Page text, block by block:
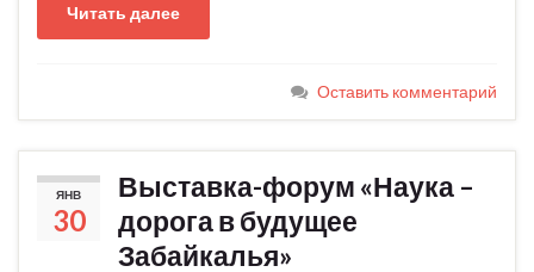
Читать далее
Оставить комментарий
ЯНВ
30
Выставка-форум «Наука –
дорога в будущее
Забайкалья»